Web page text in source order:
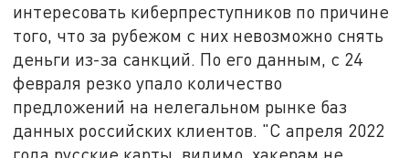
интересовать киберпреступников по причине
того, что за рубежом с них невозможно снять
деньги из-за санкций. По его данным, с 24
февраля резко упало количество
предложений на нелегальном рынке баз
данных российских клиентов. "С апреля 2022